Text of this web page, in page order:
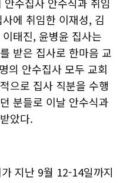
에 취임한 이재성, 김
태진, 윤병윤 집사는
받은 집사로 한마음 교
의 안수집사 모두 교회
으로 집사 직분을 수행
분들로 이날 안수식과
았다.
지난 9월 12-14일까지